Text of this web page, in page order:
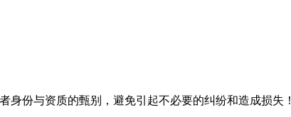
身份与资质的甄别，避免引起不必要的纠纷和造成损失！